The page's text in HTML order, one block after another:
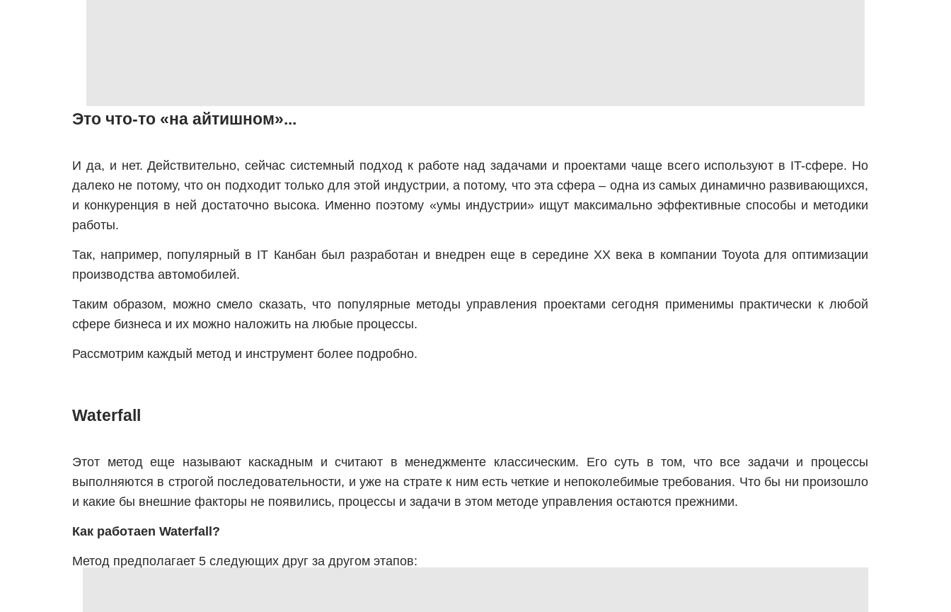
Это что-то «на айтишном»...
И да, и нет. Действительно, сейчас системный подход к работе над задачами и проектами чаще всего используют в IT-сфере. Но
далеко не потому, что он подходит только для этой индустрии, а потому, что эта сфера – одна из самых динамично развивающихся,
и конкуренция в ней достаточно высока. Именно поэтому «умы индустрии» ищут максимально эффективные способы и методики
работы.
Так, например, популярный в IT Канбан был разработан и внедрен еще в середине XX века в компании Toyota для оптимизации
производства автомобилей.
Таким образом, можно смело сказать, что популярные методы управления проектами сегодня применимы практически к любой
сфере бизнеса и их можно наложить на любые процессы.
Рассмотрим каждый метод и инструмент более подробно.
Waterfall
Этот метод еще называют каскадным и считают в менеджменте классическим. Его суть в том, что все задачи и процессы
выполняются в строгой последовательности, и уже на страте к ним есть четкие и непоколебимые требования. Что бы ни произошло
и какие бы внешние факторы не появились, процессы и задачи в этом методе управления остаются прежними.
Как работаеn Waterfall?
Метод предполагает 5 следующих друг за другом этапов: